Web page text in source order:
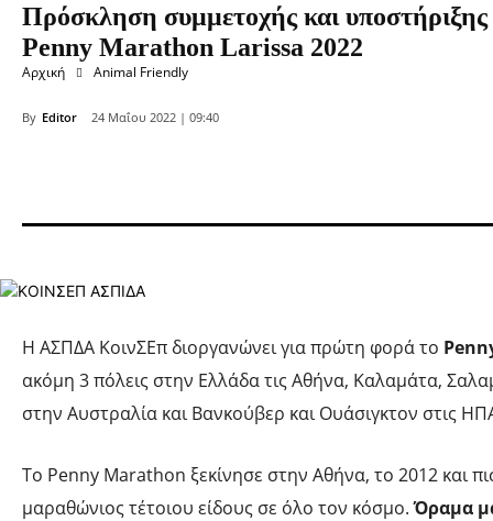
Πρόσκληση συμμετοχής και
Penny Marathon Larissa 2022
Αρχική Animal Friendly
By Editor 24 Μαΐου 2022 | 09:40
Η ΑΣΠΔΑ ΚοινΣΕπ διοργανώνει για πρώτη φορά το
ακόμη 3 πόλεις στην Ελλάδα τις Αθήνα, Καλαμάτα,
στην Αυστραλία και Βανκούβερ και Ουάσιγκτον στις
To Penny Marathon ξεκίνησε στην Αθήνα, το 2012 και
μαραθώνιος τέτοιου είδους σε όλο τον κόσμο.Όραμα